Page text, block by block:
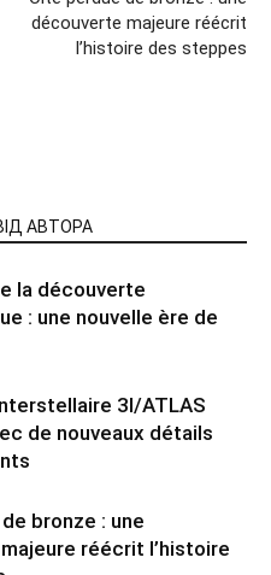
découverte majeure réécrit
l’histoire des steppes
АВТОРА
la découverte
: une nouvelle ère de
3I/ATLAS
de nouveaux détails
bronze : une
réécrit l’histoire